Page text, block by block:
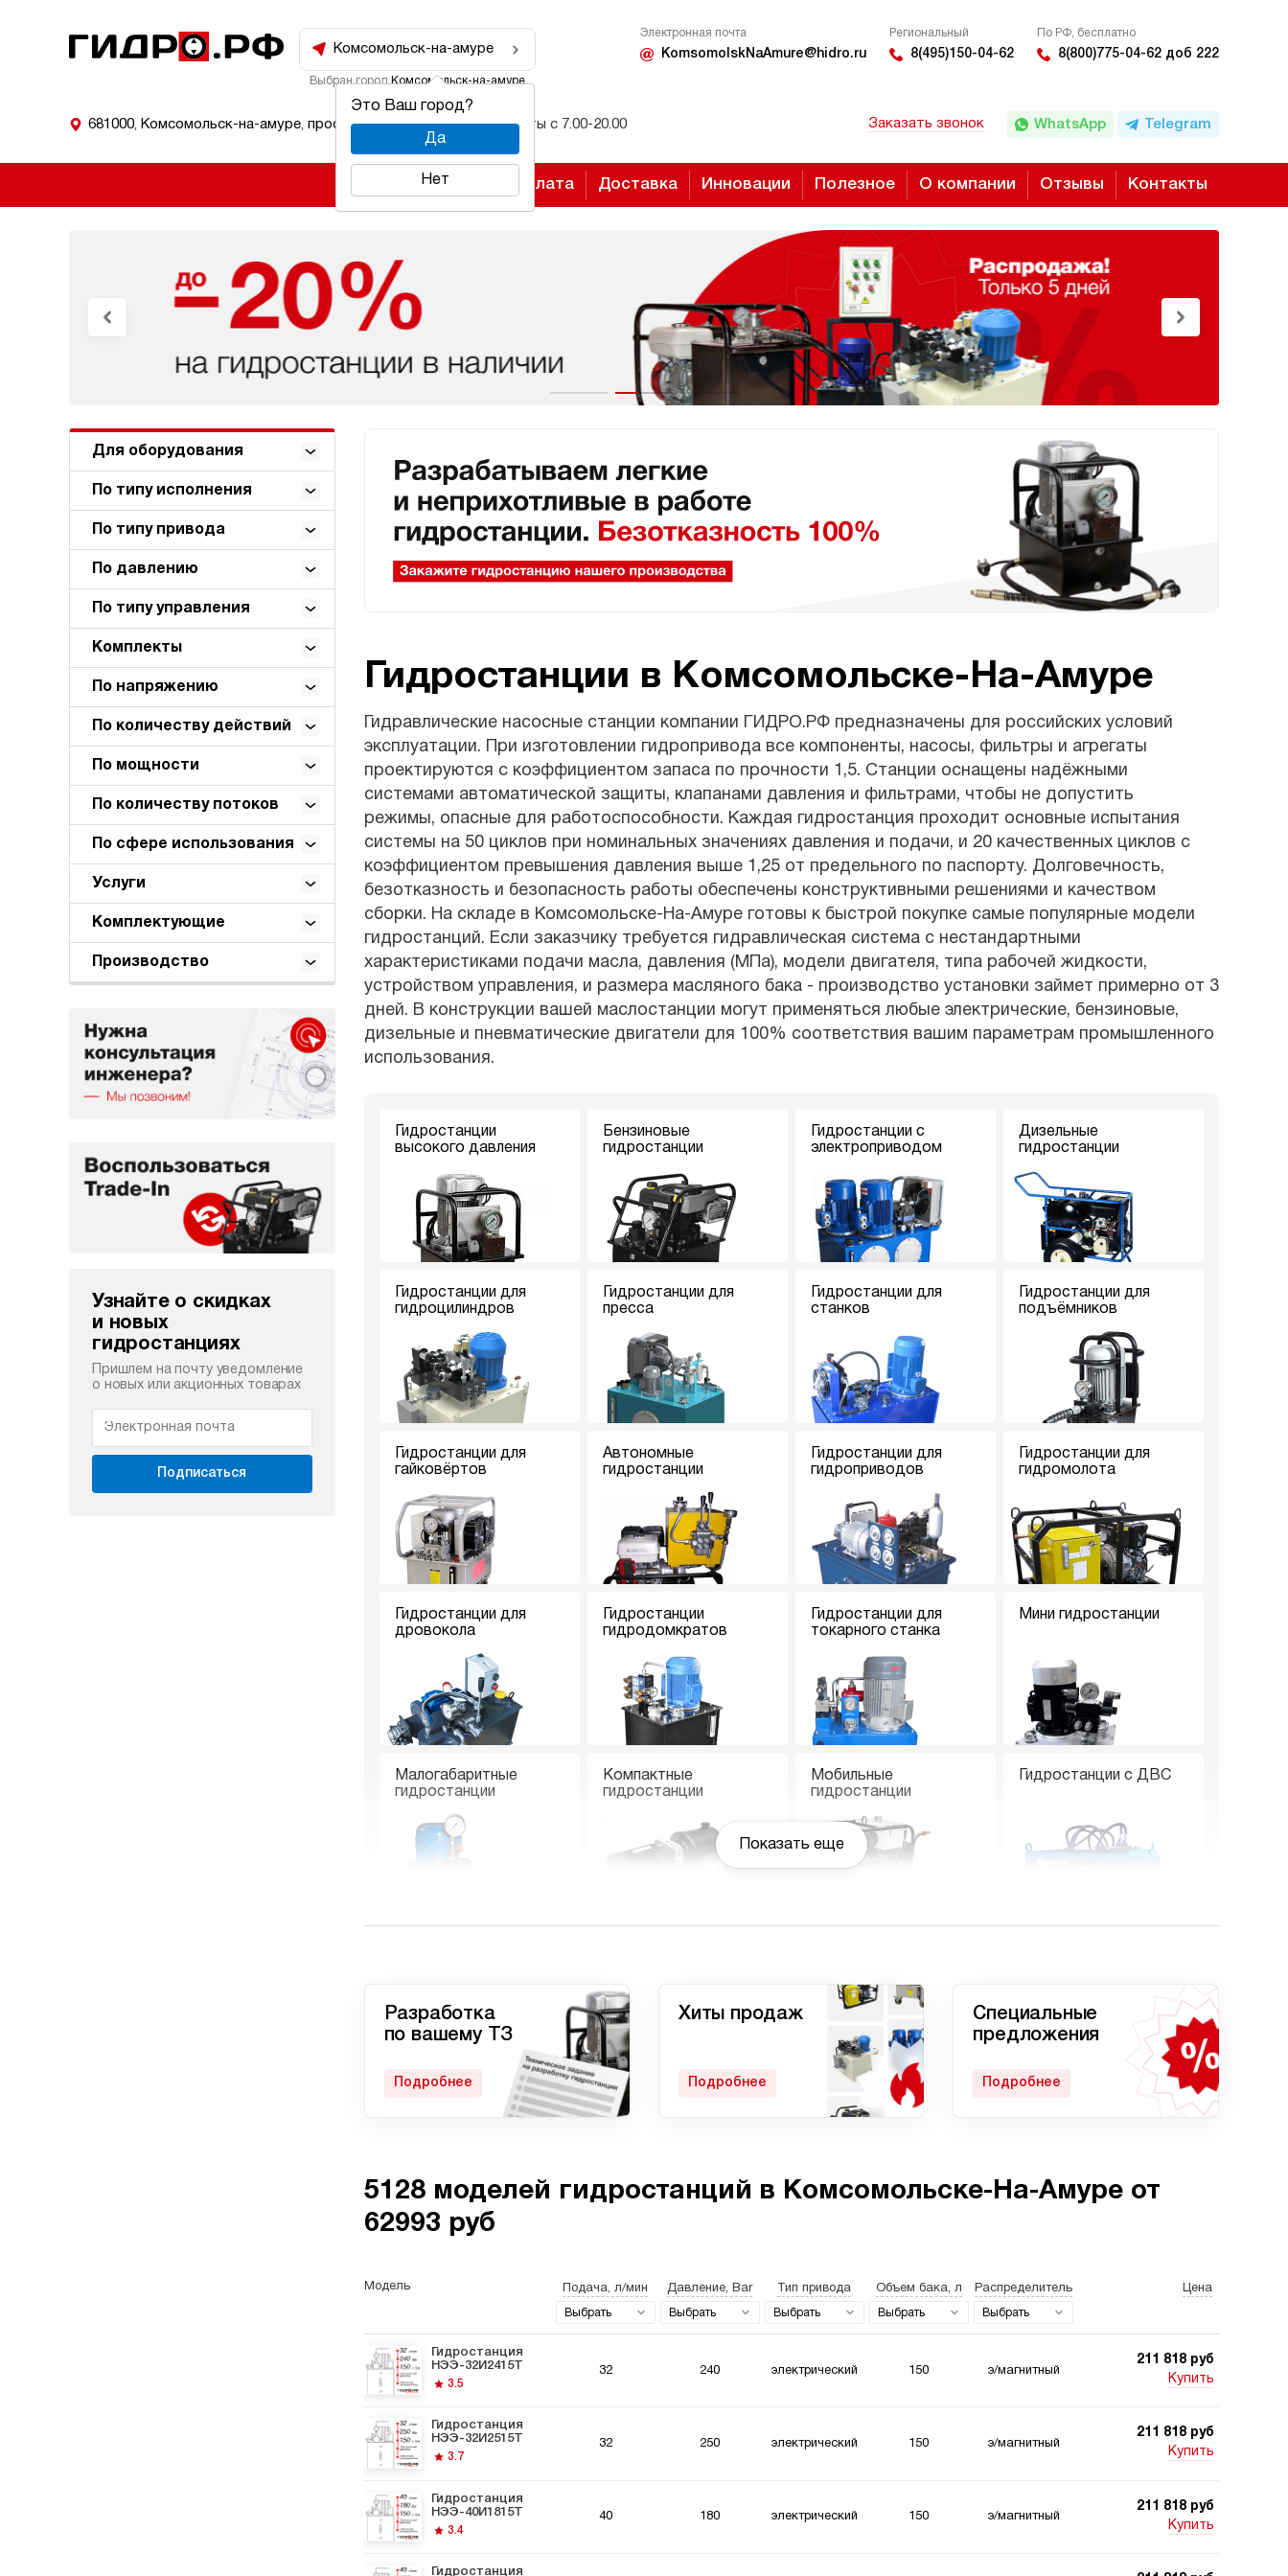
Комсомольск-на-амуре
Это Ваш город?
Да
Нет
Выбран город Комсомольск-на-амуре
Электронная почта
KomsomolskNaAmure@hidro.ru
Региональный
8(495)150-04-62
По РФ, бесплатно
8(800)775-04-62 доб 222
681000 Комсомольск-на-амуре проспект Мира Режим работы с 7.00-20.00 Заказать звонок WhatsApp Telegram
Оплата Доставка Инновации Полезное О компании Отзывы Контакты
Для оборудования
По типу исполнения
По типу привода
По давлению
По типу управления
Комплекты
По напряжению
По количеству действий
По мощности
По количеству потоков
По сфере использования
Услуги
Комплектующие
Производство
Узнайте о скидках
и новых
гидростанциях
Пришлем на почту уведомление
о новых или акционных товарах
Подписаться
Гидростанции в Комсомольске-На-Амуре
Гидравлические насосные станции компании ГИДРО.РФ предназначены для российских условий
эксплуатации. При изготовлении гидропривода все компоненты, насосы, фильтры и агрегаты
проектируются с коэффициентом запаса по прочности 1,5. Станции оснащены надёжными
системами автоматической защиты, клапанами давления и фильтрами, чтобы не допустить
режимы, опасные для работоспособности. Каждая гидростанция проходит основные испытания
системы на 50 циклов при номинальных значениях давления и подачи, и 20 качественных циклов с
коэффициентом превышения давления выше 1,25 от предельного по паспорту. Долговечность,
безотказность и безопасность работы обеспечены конструктивными решениями и качеством
сборки. На складе в Комсомольске-На-Амуре готовы к быстрой покупке самые популярные модели
гидростанций. Если заказчику требуется гидравлическая система с нестандартными
характеристиками подачи масла, давления (МПа), модели двигателя, типа рабочей жидкости,
устройством управления, и размера масляного бака - производство установки займет примерно от 3
дней. В конструкции вашей маслостанции могут применяться любые электрические, бензиновые,
дизельные и пневматические двигатели для 100% соответствия вашим параметрам промышленного
использования.
Гидростанции
высокого давления
Бензиновые
гидростанции
Гидростанции с
электроприводом
Дизельные
гидростанции
Гидростанции для
гидроцилиндров
Гидростанции для
пресса
Гидростанции для
станков
Гидростанции для
подъёмников
Гидростанции для
гайковёртов
Автономные
гидростанции
Гидростанции для
гидроприводов
Гидростанции для
гидромолота
Гидростанции для
дровокола
Гидростанции
гидродомкратов
Гидростанции для
токарного станка
Мини гидростанции
Малогабаритные
гидростанции
Компактные
гидростанции
Мобильные
гидростанции
Гидростанции с ДВС
Автоматические
Домкрат 100 тонн с
гидростанцией
Гидростанция
с домкратом
Гидростанции для
промышленного
оборудования
цилиндр с
Вольт для подъемника
шахт
Показать еще
Разработка
по вашему ТЗ
Подробнее
Хиты продаж
Подробнее
Специальные
предложения
Подробнее
5128 моделей гидростанций в Комсомольске-На-Амуре от
62993 руб
Модель Подача, л/мин
Выбрать
Давление, Bar
Выбрать
Тип привода
Выбрать
Объем бака, л
Выбрать
Распределитель
Выбрать
Цена
Гидростанция
НЭЭ-32И2415Т
3.5
211 818 руб
Купить
32 240 электрический 150 э/магнитный
Гидростанция
НЭЭ-32И2515Т
3.7
211 818 руб
Купить
32 250 электрический 150 э/магнитный
Гидростанция
НЭЭ-40И1815Т
3.4
211 818 руб
Купить
40 180 электрический 150 э/магнитный
Гидростанция